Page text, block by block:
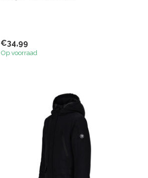
€34,99
Op voorraad